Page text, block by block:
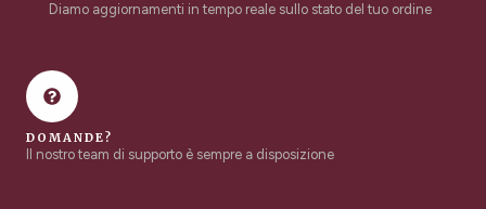
Diamo aggiornamenti in tempo reale sullo stato del tuo ordine
DOMANDE?
Il nostro team di supporto è sempre a disposizione